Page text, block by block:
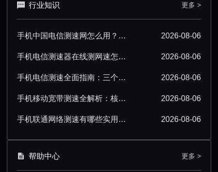
行业知识 更多 >
手机中国电信测速网怎么用？超详细操作技巧分享 2026-08-06
手机电信测速器在线测网速怎么操作？超详细步骤分享 2026-08-06
手机电信测速全面指南：三个要点必须掌握 2026-08-06
手机移动宽带测速全解析：核心要点必须掌握 2026-08-06
手机联通网络测速有哪些实用技巧？看完就会 2026-08-06
帮助中心 更多 >